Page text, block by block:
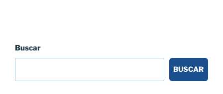
Buscar
BUSCAR